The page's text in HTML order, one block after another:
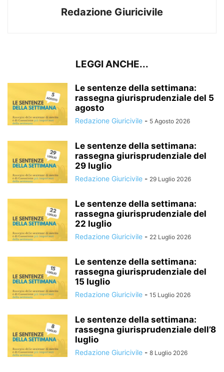
Redazione Giuricivile
LEGGI ANCHE...
Le sentenze della settimana:
rassegna giurisprudenziale del 5
agosto
Redazione Giuricivile - 5 Agosto 2026
Le sentenze della settimana:
rassegna giurisprudenziale del
29 luglio
Redazione Giuricivile - 29 Luglio 2026
Le sentenze della settimana:
rassegna giurisprudenziale del
22 luglio
Redazione Giuricivile - 22 Luglio 2026
Le sentenze della settimana:
rassegna giurisprudenziale del
15 luglio
Redazione Giuricivile - 15 Luglio 2026
Le sentenze della settimana:
rassegna giurisprudenziale dell’8
luglio
Redazione Giuricivile - 8 Luglio 2026